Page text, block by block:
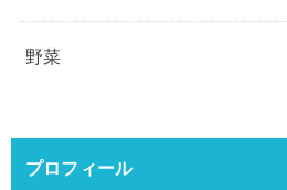
野菜
プロフィール